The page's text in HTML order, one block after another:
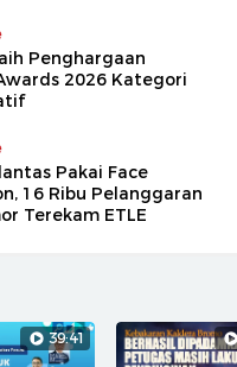
Penghargaan
2026 Kategori
Pakai Face
16 Ribu Pelanggaran
Terekam ETLE
39:41